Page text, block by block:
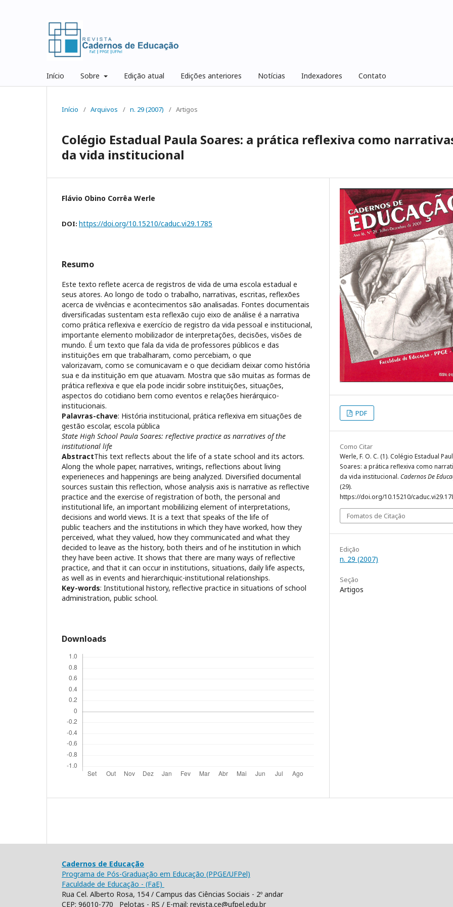
Início Sobre Edição atual Edições anteriores Notícias Indexadores Contato
Início / Arquivos / n. 29 (2007) / Artigos
Colégio Estadual Paula Soares: a prática reflexiva como
da vida institucional
Flávio Obino Corrêa Werle
DOI: https://doi.org/10.15210/caduc.vi29.1785
Resumo
Este texto reflete acerca de registros de vida de uma escola estadual e
seus atores. Ao longo de todo o trabalho, narrativas, escritas, reflexões
acerca de vivências e acontecimentos são analisadas. Fontes documentais
diversificadas sustentam esta reflexão cujo eixo de análise é a narrativa
como prática reflexiva e exercício de registro da vida pessoal e institucional,
importante elemento mobilizador de interpretações, decisões, visões de
mundo. É um texto que fala da vida de professores públicos e das
instituições em que trabalharam, como percebiam, o que
valorizavam, como se comunicavam e o que decidiam deixar como história
sua e da instituição em que atuavam. Mostra que são muitas as formas de
prática reflexiva e que ela pode incidir sobre instituições, situações,
aspectos do cotidiano bem como eventos e relações hierárquico-
institucionais.
Palavras-chave: História institucional, prática reflexiva em situações de
gestão escolar, escola pública
State High School Paula Soares: reflective practice as narratives of the
institutional life
AbstractThis text reflects about the life of a state school and its actors.
Along the whole paper, narratives, writings, reflections about living
experieneces and happenings are being analyzed. Diversified documental
sources sustain this reflection, whose analysis axis is narrative as reflective
practice and the exercise of registration of both, the personal and
institutional life, an important mobililizing element of interpretations,
decisions and world views. It is a text that speaks of the life of
public teachers and the institutions in which they have worked, how they
perceived, what they valued, how they communicated and what they
decided to leave as the history, both theirs and of he institution in which
they have been active. It shows that there are many ways of reflective
practice, and that it can occur in institutions, situations, daily life aspects,
as well as in events and hierarchiquic-institutional relationships.
Key-words: Institutional history, reflective practice in situations of school
administration, public school.
Downloads
PDF
Como Citar
Werle, F. O. C. (1). Colégio Estadual
Soares: a prática reflexiva como
da vida institucional. Cadernos De
(29).
https://doi.org/10.15210/
Fomatos de Citação
Edição
n. 29 (2007)
Seção
Artigos
Cadernos de Educação
Programa de Pós-Graduação em Educação (PPGE/UFPel)
Faculdade de Educação - (FaE)
Rua Cel. Alberto Rosa, 154 / Campus das Ciências Sociais - 2º andar
CEP: 96010-770 Pelotas - RS / E-mail: revista.ce@ufpel.edu.br